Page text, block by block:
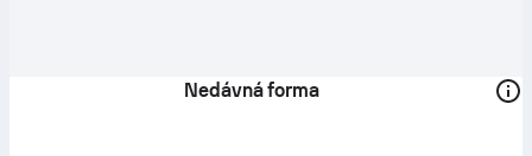
Nedávná forma